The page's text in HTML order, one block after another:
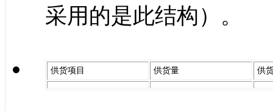
采用的是此结构）。
供货项目 供货量 供